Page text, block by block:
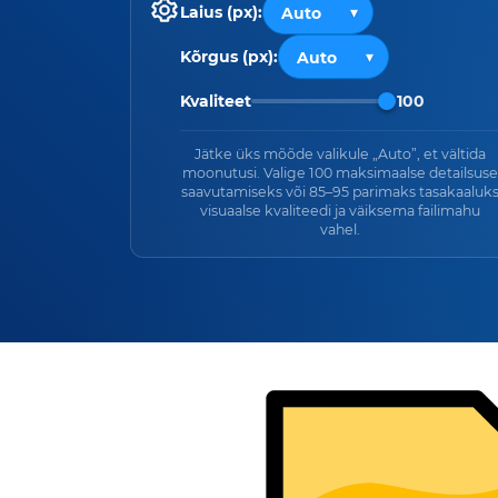
Laius (px):
Kõrgus (px):
Kvaliteet 100
Jätke üks mõõde valikule „Auto”, et vältida
moonutusi. Valige 100 maksimaalse detailsuse
saavutamiseks või 85–95 parimaks tasakaaluks
visuaalse kvaliteedi ja väiksema failimahu
vahel.